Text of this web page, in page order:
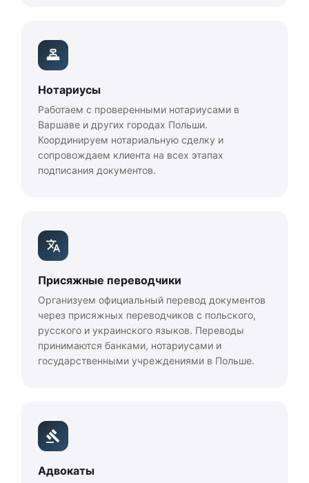
Нотариусы
Работаем с проверенными нотариусами в
Варшаве и других городах Польши.
Координируем нотариальную сделку и
сопровождаем клиента на всех этапах
подписания документов.
Присяжные переводчики
Организуем официальный перевод документов
через присяжных переводчиков с польского,
русского и украинского языков. Переводы
принимаются банками, нотариусами и
государственными учреждениями в Польше.
Адвокаты